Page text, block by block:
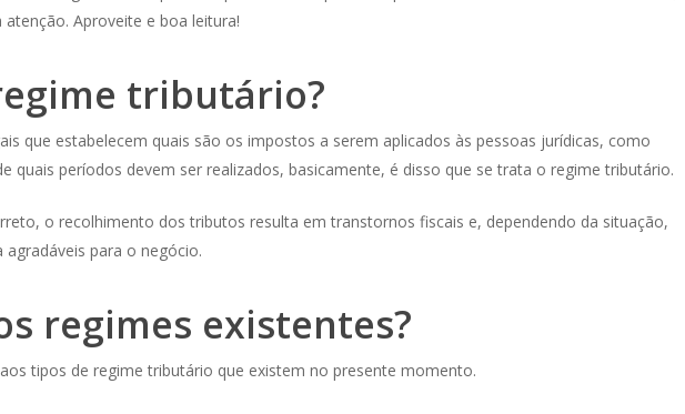
Aproveite e boa leitura!
tributário?
que estabelecem quais são os impostos a serem aplicados às pessoas jurídicas, como
quais períodos devem ser realizados, basicamente, é disso que se trata o regime tributário.
o recolhimento dos tributos resulta em transtornos fiscais e, dependendo da situação,
para o negócio.
regimes existentes?
tipos de regime tributário que existem no presente momento.